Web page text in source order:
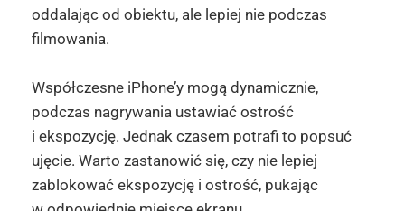
oddalając od obiektu, ale lepiej nie podczas
filmowania.
Współczesne iPhone’y mogą dynamicznie,
podczas nagrywania ustawiać ostrość
i ekspozycję. Jednak czasem potrafi to popsuć
ujęcie. Warto zastanowić się, czy nie lepiej
zablokować ekspozycję i ostrość, pukając